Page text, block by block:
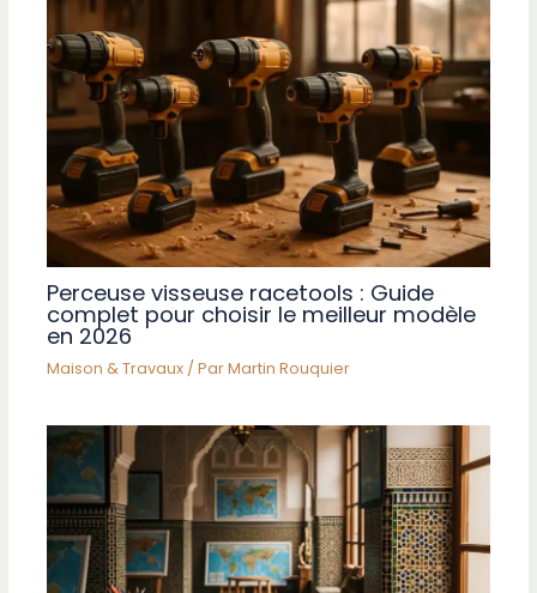
Perceuse visseuse racetools : Guide
complet pour choisir le meilleur modèle
en 2026
Maison & Travaux/ ParMartin Rouquier